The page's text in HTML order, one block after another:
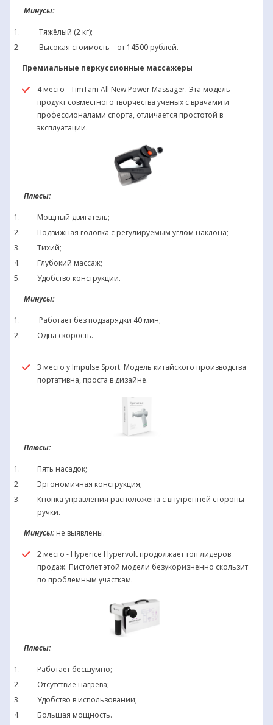
Минусы:
Тяжёлый (2 кг);
Высокая стоимость – от 14500 рублей.
Премиальные перкуссионные массажеры
4 место - TimTam All New Power Massager. Эта модель –
продукт совместного творчества ученых с врачами и
профессионалами спорта, отличается простотой в
эксплуатации.
Плюсы:
Мощный двигатель;
Подвижная головка с регулируемым углом наклона;
Тихий;
Глубокий массаж;
Удобство конструкции.
Минусы:
Работает без подзарядки 40 мин;
Одна скорость.
3 место у Impulse Sport. Модель китайского производства
портативна, проста в дизайне.
Плюсы:
Пять насадок;
Эргономичная конструкция;
Кнопка управления расположена с внутренней стороны
ручки.
Минусы:не выявлены.
2 место - Hyperice Hypervolt продолжает топ лидеров
продаж. Пистолет этой модели безукоризненно скользит
по проблемным участкам.
Плюсы:
Работает бесшумно;
Отсутствие нагрева;
Удобство в использовании;
Большая мощность.